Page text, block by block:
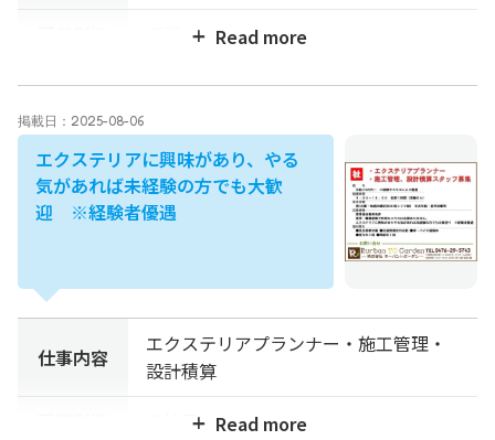
勤務時間
稼働時間
募集職種と
人数
待遇
成果報酬
先
応募方法
お電話またはメール問い合わせ後 履歴
書郵送
経験者
掲載日：2025-08-06
エクステリアに興味があり、やる
気があれば未経験の方でも大歓
迎 ※経験者優遇
仕事内容
エクステリアプランナー・施工管理・
設計積算
正社員